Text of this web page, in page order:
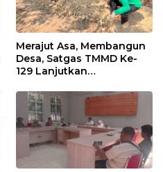
Merajut Asa, Membangun
Desa, Satgas TMMD Ke-
129 Lanjutkan